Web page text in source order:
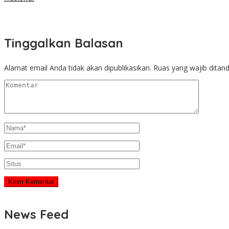
Tinggalkan Balasan
Alamat email Anda tidak akan dipublikasikan. Ruas yang wajib
News Feed